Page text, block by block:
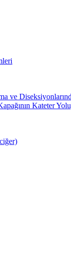
ve
Kateter